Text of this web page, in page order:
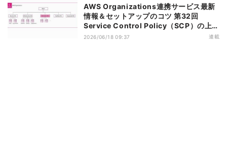
AWS Organizations連携サービス最新
情報＆セットアップのコツ 第32回
Service Control Policy（SCP）の上限
緩和のアップデートがもたらすメリット
2026/06/18 09:37 連載